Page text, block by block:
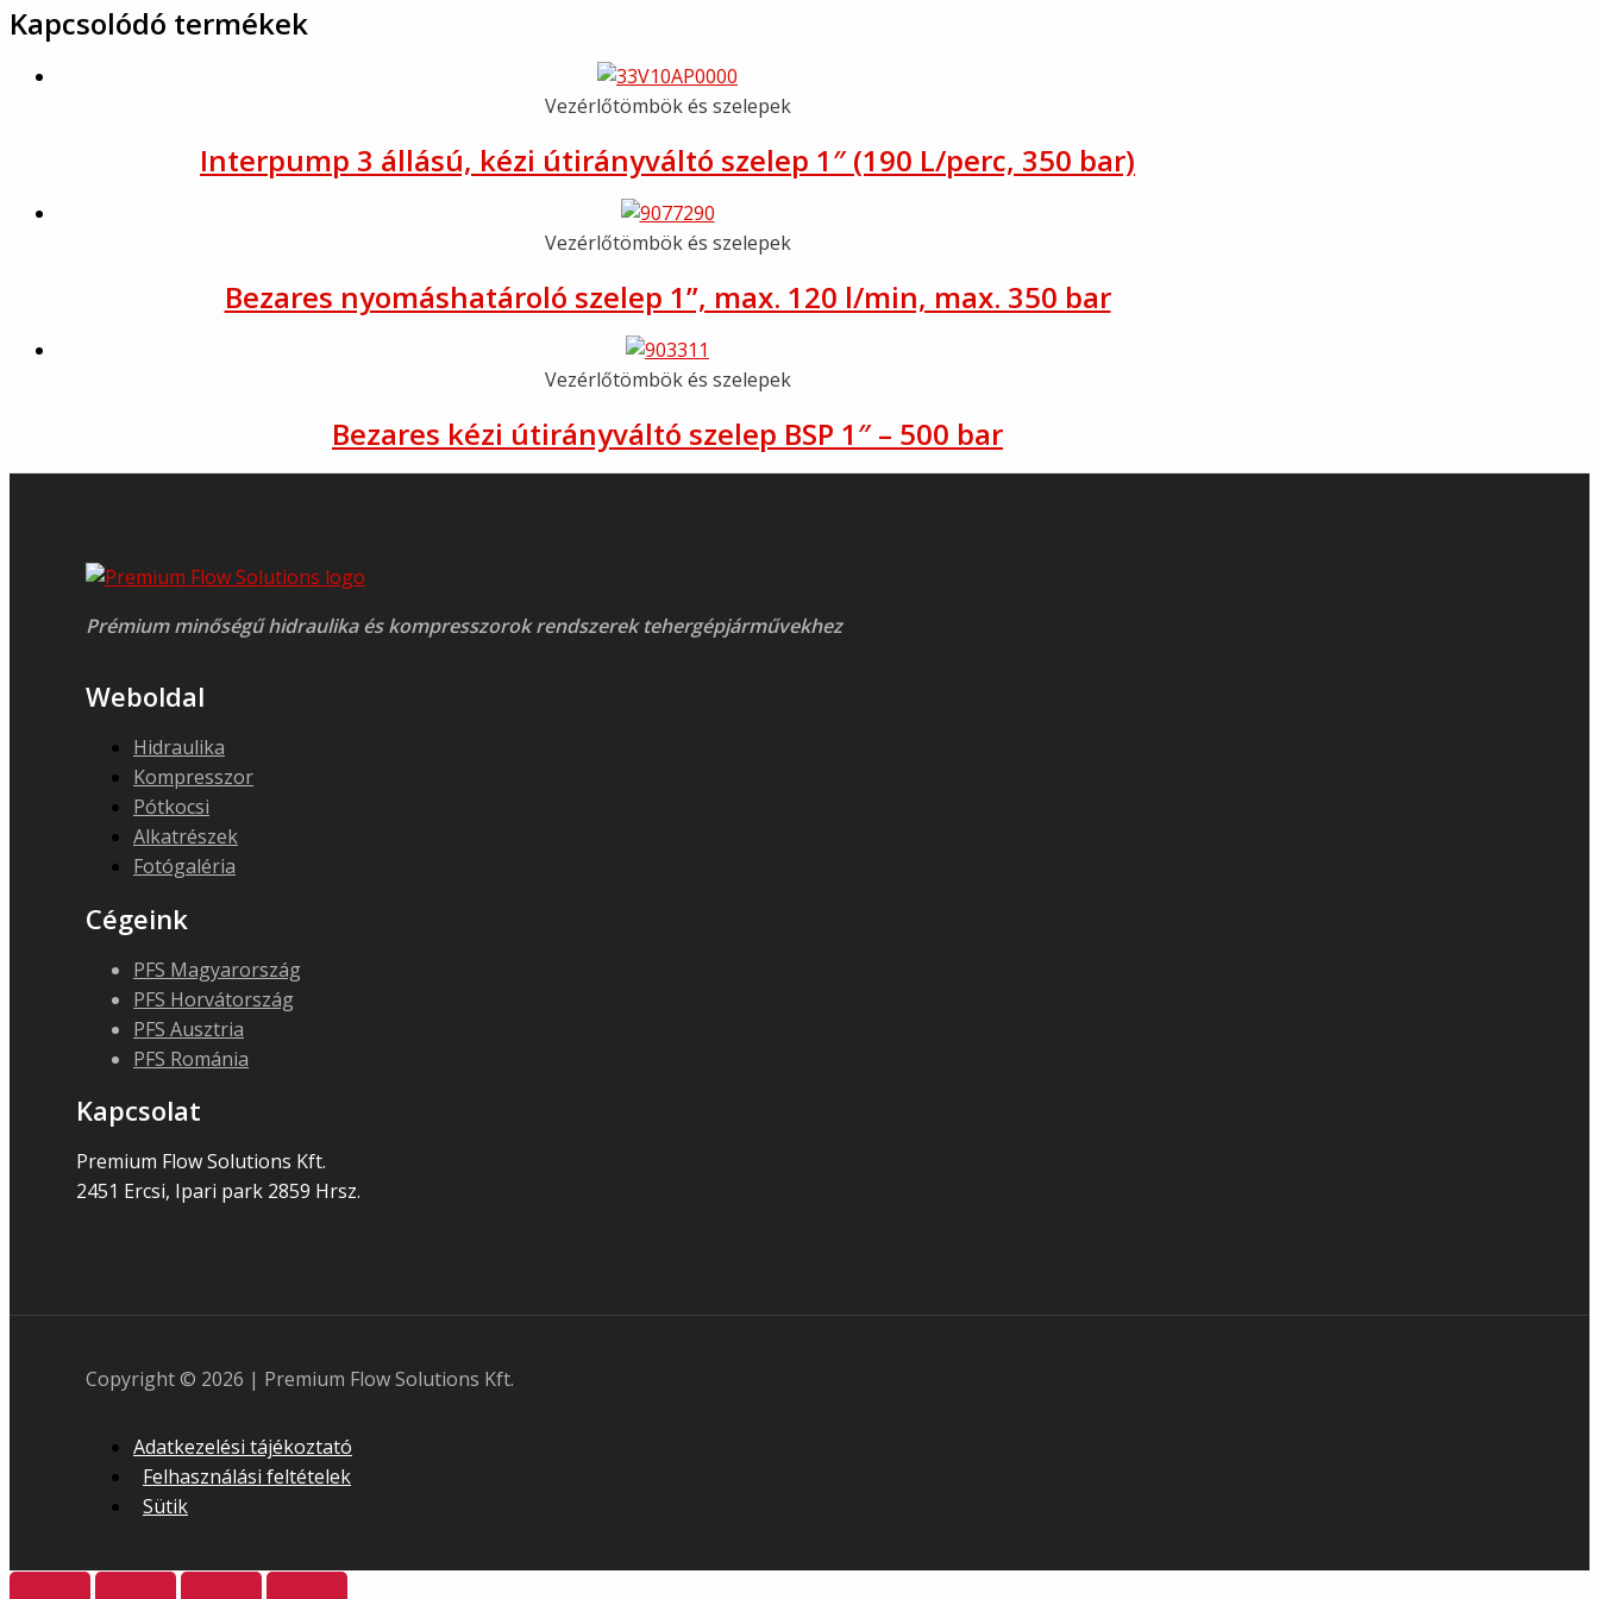
Kapcsolódó termékek
Vezérlőtömbök és szelepek
Interpump 3 állású, kézi útirányváltó szelep 1″ (190 L/perc, 350 bar)
Vezérlőtömbök és szelepek
Bezares nyomáshatároló szelep 1”, max. 120 l/min, max. 350 bar
Vezérlőtömbök és szelepek
Bezares kézi útirányváltó szelep BSP 1″ – 500 bar
Prémium minőségű hidraulika és kompresszorok rendszerek tehergépjárművekhez
Weboldal
Hidraulika
Kompresszor
Pótkocsi
Alkatrészek
Fotógaléria
Cégeink
PFS Magyarország
PFS Horvátország
PFS Ausztria
PFS Románia
Kapcsolat
Premium Flow Solutions Kft.
2451 Ercsi, Ipari park 2859 Hrsz.
Copyright © 2026 | Premium Flow Solutions Kft.
Adatkezelési tájékoztató
Felhasználási feltételek
Sütik